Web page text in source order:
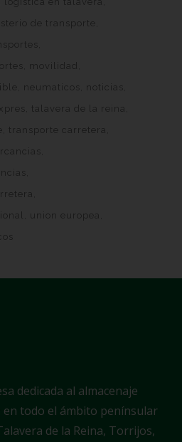
de transporte
movilidad
neumaticos
noticias
talavera de la reina
transporte carretera
union europea
dedicada al almacenaje
todo el ámbito penínsular
de la Reina, Torrijos,